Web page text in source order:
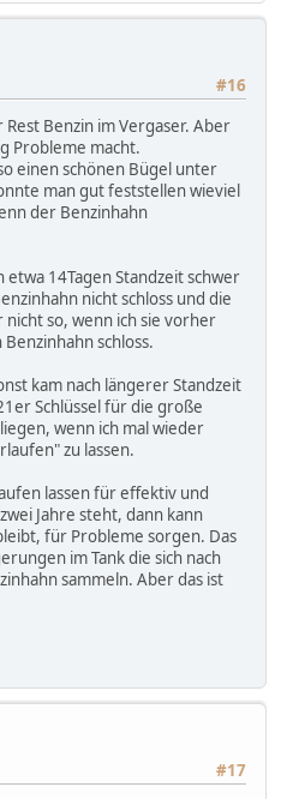
#16
Benzin im Vergaser. Aber
Probleme macht.
einen schönen Bügel unter
man gut feststellen wieviel
der Benzinhahn
etwa 14Tagen Standzeit schwer
nicht schloss und die
so, wenn ich sie vorher
schloss.
kam nach längerer Standzeit
Schlüssel für die große
wenn ich mal wieder
zu lassen.
lassen für effektiv und
Jahre steht, dann kann
für Probleme sorgen. Das
im Tank die sich nach
sammeln. Aber das ist
#17